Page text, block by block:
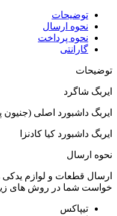
توضیحات
نحوه ارسال
نحوه پرداخت
گارانتی
توضیحات
ایربگ شاگرد
ایربگ داشبورد اصلی
ایربگ داشبورد کیا کادنزا
نحوه ارسال
ارسال قطعات و لوازم یدکی
خواست شما در روش های
تیپاکس